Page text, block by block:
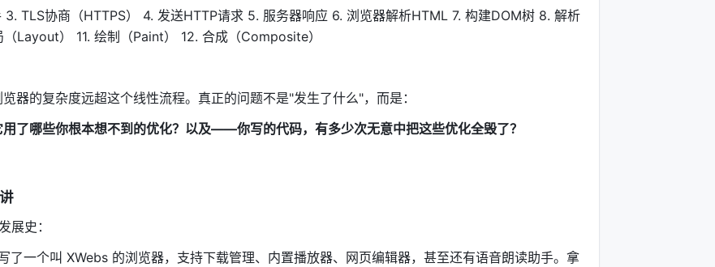
TLS协商（HTTPS） 4. 发送HTTP请求 5. 服务器响应 6. 浏览器解析HTML 7. 构建DOM树 8. 解析
Layout） 11. 绘制（Paint） 12. 合成（Composite）
器的复杂度远超这个线性流程。真正的问题不是"发生了什么"，而是：
了哪些你根本想不到的优化？以及——你写的代码，有多少次无意中把这些优化全毁了？
展史：
了一个叫 XWebs 的浏览器，支持下载管理、内置播放器、网页编辑器，甚至还有语音朗读助手。拿